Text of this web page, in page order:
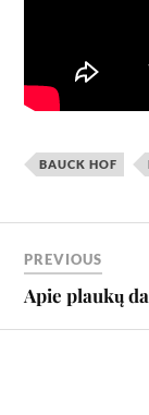
BAUCK HOF
PREVIOUS
Apie plaukų